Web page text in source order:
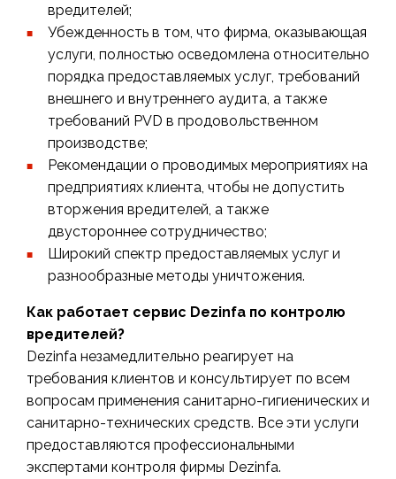
вредителей;
Убежденность в том, что фирма, оказывающая
услуги, полностью осведомлена относительно
порядка предоставляемых услуг, требований
внешнего и внутреннего аудита, а также
требований PVD в продовольственном
производстве;
Рекомендации о проводимых мероприятиях на
предприятиях клиента, чтобы не допустить
вторжения вредителей, а также
двустороннее сотрудничество;
Широкий спектр предоставляемых услуг и
разнообразные методы уничтожения.
Как работает сервис Dezinfa по контролю
вредителей?
Dezinfa незамедлительно реагирует на
требования клиентов и консультирует по всем
вопросам применения санитарно-гигиенических и
санитарно-технических средств. Все эти услуги
предоставляются профессиональными
экспертами контроля фирмы Dezinfa.